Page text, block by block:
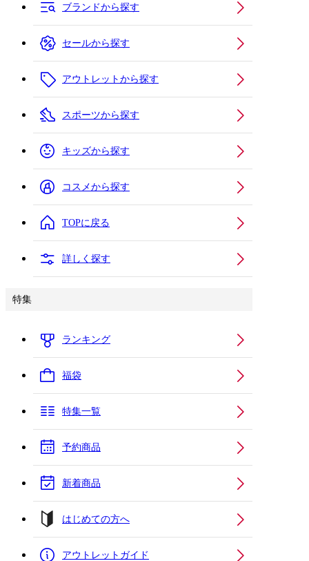
ブランドから探す
セールから探す
アウトレットから探す
スポーツから探す
キッズから探す
コスメから探す
TOPに戻る
詳しく探す
特集
ランキング
福袋
特集一覧
予約商品
新着商品
はじめての方へ
アウトレットガイド